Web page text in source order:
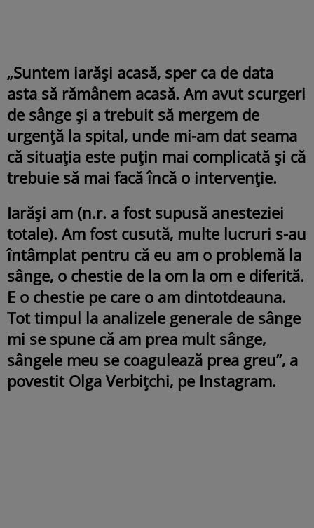
„Suntem iarăși acasă, sper ca de data
asta să rămânem acasă. Am avut scurgeri
de sânge și a trebuit să mergem de
urgență la spital, unde mi-am dat seama
că situația este puțin mai complicată și că
trebuie să mai facă încă o intervenție.
Iarăși am (n.r. a fost supusă anesteziei
totale). Am fost cusută, multe lucruri s-au
întâmplat pentru că eu am o problemă la
sânge, o chestie de la om la om e diferită.
E o chestie pe care o am dintotdeauna.
Tot timpul la analizele generale de sânge
mi se spune că am prea mult sânge,
sângele meu se coagulează prea greu”, a
povestit Olga Verbițchi, pe Instagram.